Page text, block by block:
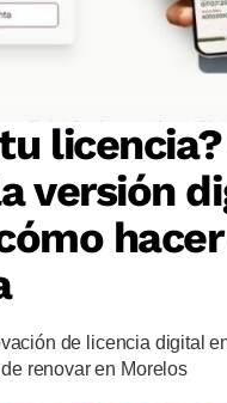
versión
de licencia digital
renovar en Morelos